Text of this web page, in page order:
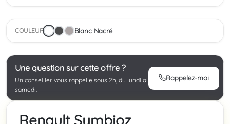
COULEUR Blanc Nacré
Une question sur cette offre ?
Un conseiller vous rappelle sous 2h, du lundi au
samedi.
Rappelez-moi
Renault Symbioz